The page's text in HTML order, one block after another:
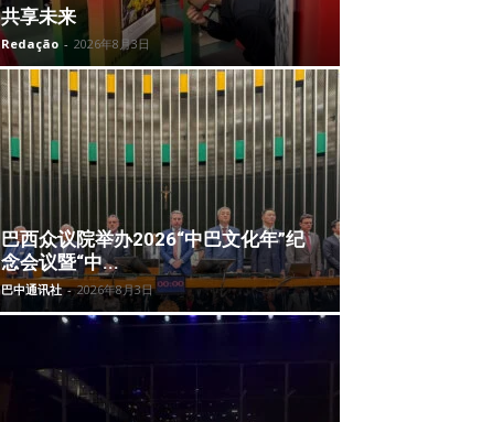
共享未来
Redação - 2026年8月3日
巴西众议院举办2026“中巴文化年”纪
念会议暨“中...
巴中通讯社 - 2026年8月3日